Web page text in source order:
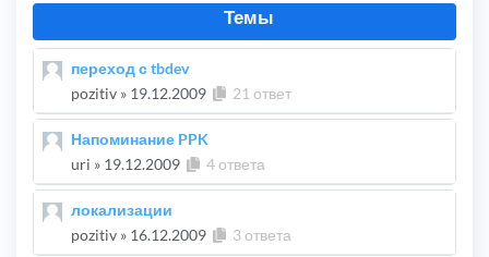
Темы
переход с tbdev
pozitiv » 19.12.2009 21 ответ
Напоминание PPK
uri » 19.12.2009 4 ответа
локализации
pozitiv » 16.12.2009 3 ответа